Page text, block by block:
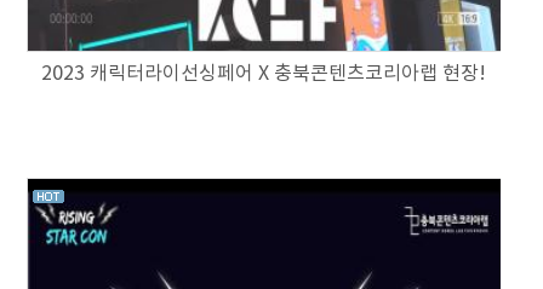
2023 캐릭터라이선싱페어 X 충북콘텐츠코리아랩 현장!